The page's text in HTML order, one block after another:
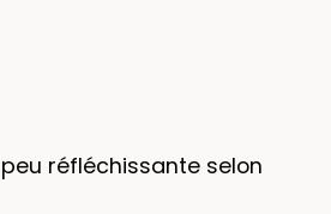
réfléchissante selon